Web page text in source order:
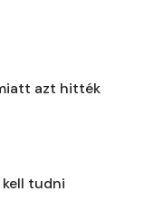
azt hitték
tudni